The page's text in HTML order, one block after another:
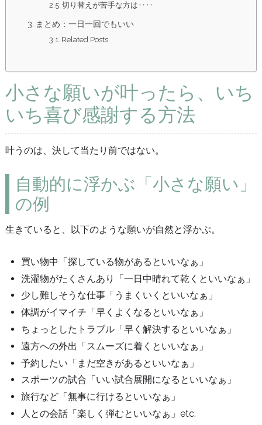
切り替えが苦手な方は‥‥
まとめ：一日一回でもいい
Related Posts
小さな願いが叶ったら、いち
いち喜び感謝する方法
叶うのは、決して当たり前ではない。
自動的に浮かぶ「小さな願い」
の例
生きていると、以下のような願いが自然と浮かぶ。
買い物中「探している物があるといいなぁ」
洗濯物がたくさんあり「一日中晴れて乾くといいなぁ」
少し難しそうな仕事「うまくいくといいなぁ」
体調がイマイチ「早くよくなるといいなぁ」
ちょっとしたトラブル「早く解決するといいなぁ」
遠方への外出「スムーズに着くといいなぁ」
予約したい「まだ空きがあるといいなぁ」
スポーツの試合「いい試合展開になるといいなぁ」
旅行など「無事に行けるといいなぁ」
人との会話「楽しく弾むといいなぁ」etc.